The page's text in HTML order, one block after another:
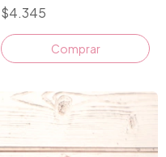
$4.345
Comprar